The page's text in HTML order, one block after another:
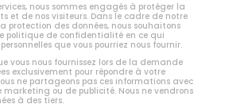
nous sommes engagés à protéger la
et de nos visiteurs. Dans le cadre de notre
protection des données, nous souhaitons
politique de confidentialité en ce qui
que vous pourriez nous fournir.
vous nous fournissez lors de la demande
exclusivement pour répondre à votre
ne partageons pas ces informations avec
marketing ou de publicité. Nous ne vendrons
à des tiers.